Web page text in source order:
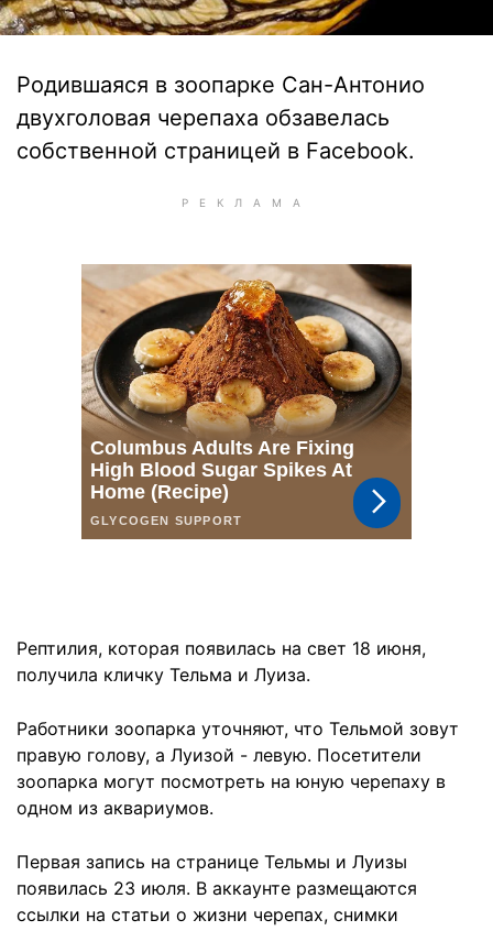
Родившаяся в зоопарке Сан-Антонио
двухголовая черепаха обзавелась
собственной страницей в Facebook.
Рептилия, которая появилась на свет 18 июня,
получила кличку Тельма и Луиза.
Работники зоопарка уточняют, что Тельмой зовут
правую голову, а Луизой - левую. Посетители
зоопарка могут посмотреть на юную черепаху в
одном из аквариумов.
Первая запись на странице Тельмы и Луизы
появилась 23 июля. В аккаунте размещаются
ссылки на статьи о жизни черепах, снимки